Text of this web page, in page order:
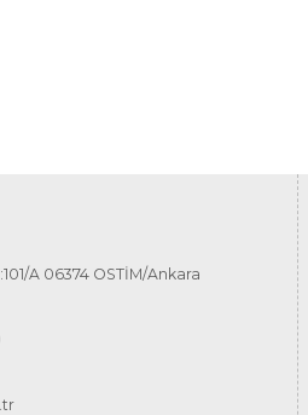
A 06374 OSTİM/Ankara